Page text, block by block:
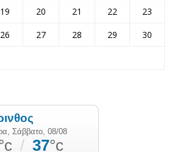
19 20 21 22
23
26 27 28 29
30